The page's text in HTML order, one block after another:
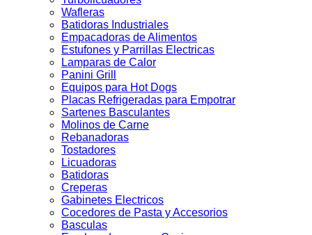
Wafleras
Batidoras Industriales
Empacadoras de Alimentos
Estufones y Parrillas Electricas
Lamparas de Calor
Panini Grill
Equipos para Hot Dogs
Placas Refrigeradas para Empotrar
Sartenes Basculantes
Molinos de Carne
Rebanadoras
Tostadores
Licuadoras
Batidoras
Creperas
Gabinetes Electricos
Cocedores de Pasta y Accesorios
Basculas